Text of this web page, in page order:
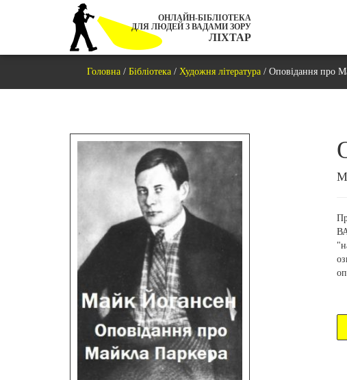
ОНЛАЙН-БІБЛІОТЕКА
ДЛЯ ЛЮДЕЙ З ВАДАМИ ЗОРУ
ЛІХТАР
Головна / Бібліотека / Художня література / Оповідання про